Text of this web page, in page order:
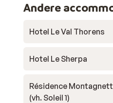
Andere
Hotel Le Val Thorens
Hotel Le Sherpa
Résidence
(vh. Soleil 1)